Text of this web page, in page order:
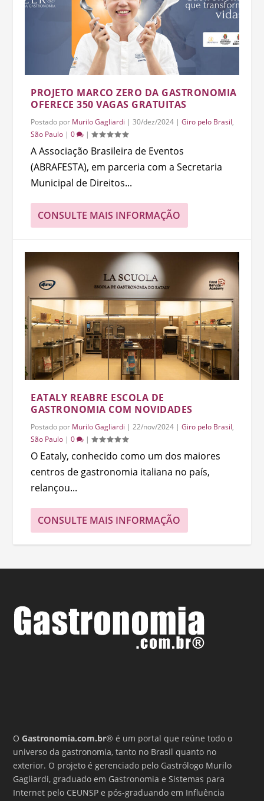
PROJETO MARCO ZERO DA GASTRONOMIA
OFERECE 350 VAGAS GRATUITAS
Postado por Murilo Gagliardi |30/dez/2024 |Giro pelo Brasil,
São Paulo |0 |
A Associação Brasileira de Eventos
(ABRAFESTA), em parceria com a Secretaria
Municipal de Direitos...
CONSULTE MAIS INFORMAÇÃO
EATALY REABRE ESCOLA DE
GASTRONOMIA COM NOVIDADES
Postado por Murilo Gagliardi |22/nov/2024 |Giro pelo Brasil,
São Paulo |0 |
O Eataly, conhecido como um dos maiores
centros de gastronomia italiana no país,
relançou...
CONSULTE MAIS INFORMAÇÃO
OGastronomia.com.br® é um portal que reúne todo o
universo da gastronomia, tanto no Brasil quanto no
exterior. O projeto é gerenciado pelo Gastrólogo Murilo
Gagliardi, graduado em Gastronomia e Sistemas para
Internet pelo CEUNSP e pós-graduando em Influência